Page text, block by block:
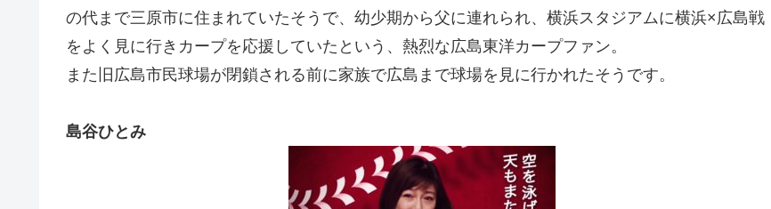
の代まで三原市に住まれていたそうで、幼少期から父に連れられ、横浜スタジアムに横浜×広島戦
をよく見に行きカープを応援していたという、熱烈な広島東洋カープファン。
また旧広島市民球場が閉鎖される前に家族で広島まで球場を見に行かれたそうです。
島谷ひとみ